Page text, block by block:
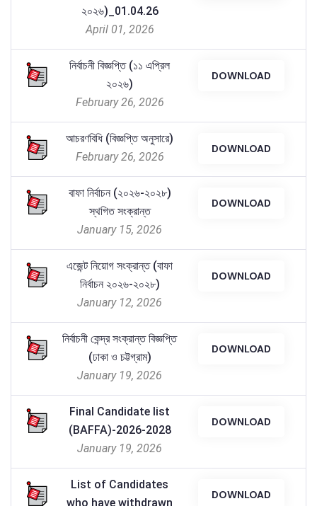
২০২৬)_01.04.26
April 01, 2026
নির্বাচনী বিজ্ঞপ্তি (১১ এপ্রিল
২০২৬)
February 26, 2026
DOWNLOAD
আচরণবিধি (বিজ্ঞপ্তি অনুসারে)
February 26, 2026
DOWNLOAD
বাফা নির্বাচন (২০২৬-২০২৮)
স্থগিত সংক্রান্ত
January 15, 2026
DOWNLOAD
এজেন্ট নিয়োগ সংক্রান্ত (বাফা
নির্বাচন ২০২৬-২০২৮)
January 12, 2026
DOWNLOAD
নির্বাচনী কেন্দ্র সংক্রান্ত বিজ্ঞপ্তি
(ঢাকা ও চট্টগ্রাম)
January 19, 2026
DOWNLOAD
Final Candidate list
(BAFFA)-2026-2028
January 19, 2026
DOWNLOAD
List of Candidates
who have withdrawn
DOWNLOAD